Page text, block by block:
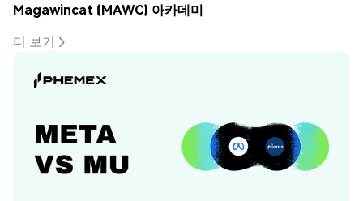
Magawincat (MAWC) 아카데미
더 보기